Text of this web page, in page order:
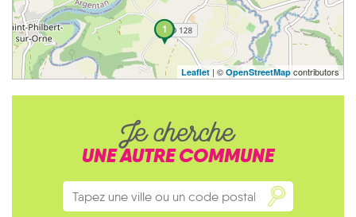
1
Leaflet| © OpenStreetMap contributors
Je cherche
UNE AUTRE COMMUNE